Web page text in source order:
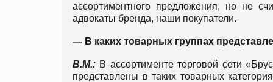
ассортиментного предложения, но не
адвокаты бренда, наши покупатели.
— В каких товарных группах
В.М.: В ассортименте торговой сети
представлены в таких товарных